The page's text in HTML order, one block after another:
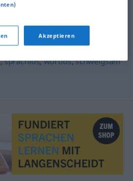
,sprachlos,wortlos,schweigsam
Akzeptieren